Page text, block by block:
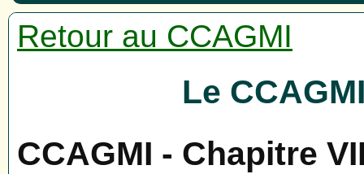
Retour au CCAGMI
Le
CCAGMI - Chapitre